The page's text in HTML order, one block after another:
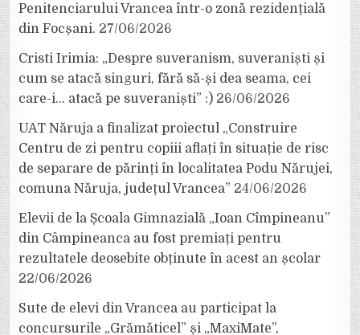
Penitenciarului Vrancea într-o zonă rezidențială
din Focșani. 27/06/2026
Cristi Irimia: „Despre suveranism, suveraniști și
cum se atacă singuri, fără să-și dea seama, cei
care-i… atacă pe suveraniști” :) 26/06/2026
UAT Năruja a finalizat proiectul „Construire
Centru de zi pentru copiii aflați în situație de risc
de separare de părinți în localitatea Podu Nărujei,
comuna Năruja, județul Vrancea” 24/06/2026
Elevii de la Școala Gimnazială „Ioan Cîmpineanu”
din Câmpineanca au fost premiați pentru
rezultatele deosebite obținute în acest an școlar
22/06/2026
Sute de elevi din Vrancea au participat la
concursurile „Grămăticel” și „MaxiMate”,